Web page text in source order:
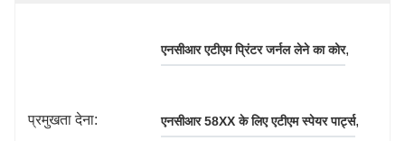
प्रमुखता देना:
एनसीआर एटीएम प्रिंटर जर्नल लेने का कोर,
एनसीआर 58XX के लिए एटीएम स्पेयर पार्ट्स,